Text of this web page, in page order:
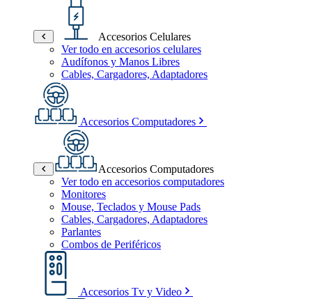
Accesorios Celulares
Ver todo en accesorios celulares
Audífonos y Manos Libres
Cables, Cargadores, Adaptadores
Accesorios Computadores
Accesorios Computadores
Ver todo en accesorios computadores
Monitores
Mouse, Teclados y Mouse Pads
Cables, Cargadores, Adaptadores
Parlantes
Combos de Periféricos
Accesorios Tv y Video